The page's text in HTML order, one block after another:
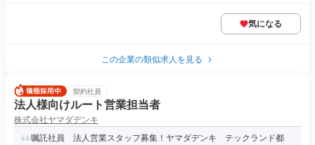
気になる
この企業の類似求人を見る
契約社員
法人様向けルート営業担当者
株式会社ヤマダデンキ
嘱託社員 法人営業スタッフ募集！ヤマダデンキ テックランド都